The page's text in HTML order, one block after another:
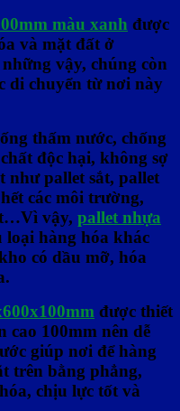
màu xanh được
và mặt đất ở
vậy, chúng còn
di chuyển từ nơi này
thấm nước, chống
độc hại, không sợ
như pallet sắt, pallet
các môi trường,
vậy, pallet nhựa
loại hàng hóa khác
có dầu mỡ, hóa
được thiết
cao 100mm nên dễ
giúp nơi để hàng
trên bằng phẳng,
chịu lực tốt và